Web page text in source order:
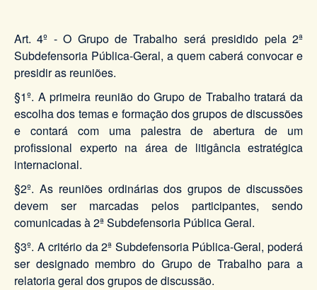
Art. 4º - O Grupo de Trabalho será presidido pela 2ª
Subdefensoria Pública-Geral, a quem caberá convocar e
presidir as reuniões.
§1º. A primeira reunião do Grupo de Trabalho tratará da
escolha dos temas e formação dos grupos de discussões
e contará com uma palestra de abertura de um
profissional experto na área de litigância estratégica
internacional.
§2º. As reuniões ordinárias dos grupos de discussões
devem ser marcadas pelos participantes, sendo
comunicadas à 2ª Subdefensoria Pública Geral.
§3º. A critério da 2ª Subdefensoria Pública-Geral, poderá
ser designado membro do Grupo de Trabalho para a
relatoria geral dos grupos de discussão.